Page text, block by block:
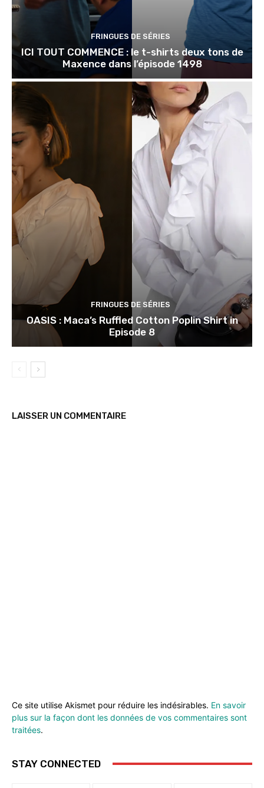
FRINGUES DE SÉRIES
ICI TOUT COMMENCE : le t-shirts deux tons de
Maxence dans l’épisode 1498
FRINGUES DE SÉRIES
OASIS : Maca’s Ruffled Cotton Poplin Shirt in
Episode 8
LAISSER UN COMMENTAIRE
Ce site utilise Akismet pour réduire les indésirables. En savoir
plus sur la façon dont les données de vos commentaires sont
traitées.
STAY CONNECTED